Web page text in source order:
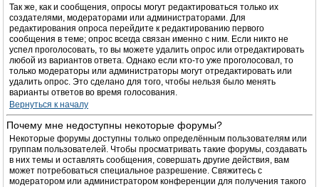
Так же, как и сообщения, опросы могут редактироваться только их
создателями, модераторами или администраторами. Для
редактирования опроса перейдите к редактированию первого
сообщения в теме; опрос всегда связан именно с ним. Если никто не
успел проголосовать, то вы можете удалить опрос или отредактировать
любой из вариантов ответа. Однако если кто-то уже проголосовал, то
только модераторы или администраторы могут отредактировать или
удалить опрос. Это сделано для того, чтобы нельзя было менять
варианты ответов во время голосования.
Вернуться к началу
Почему мне недоступны некоторые форумы?
Некоторые форумы доступны только определённым пользователям или
группам пользователей. Чтобы просматривать такие форумы, создавать
в них темы и оставлять сообщения, совершать другие действия, вам
может потребоваться специальное разрешение. Свяжитесь с
модератором или администратором конференции для получения такого